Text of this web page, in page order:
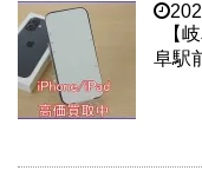
【
阜駅